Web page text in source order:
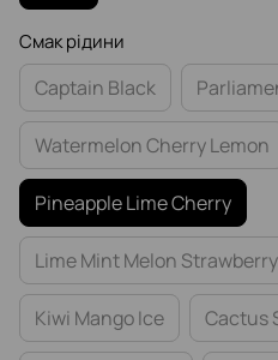
Смак рідини
Captain Black
Watermelon Cherry Lemon
Pineapple Lime Cherry
Lime Mint Melon Strawberry
Kiwi Mango Ice Cactus